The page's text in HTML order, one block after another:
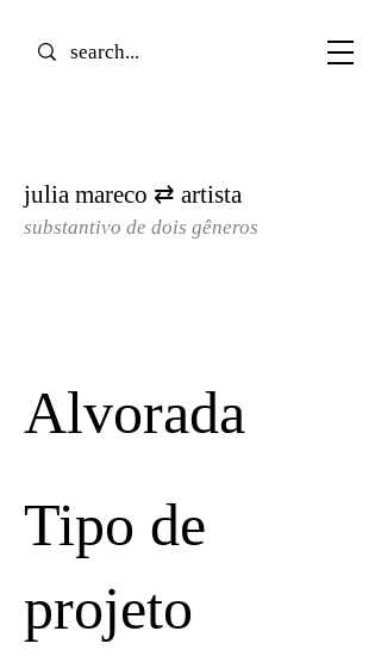
julia mareco ⇄ artista
substantivo de dois gêneros​
Alvorada
Tipo de
projeto